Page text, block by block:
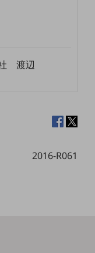
渡辺
2016-R061